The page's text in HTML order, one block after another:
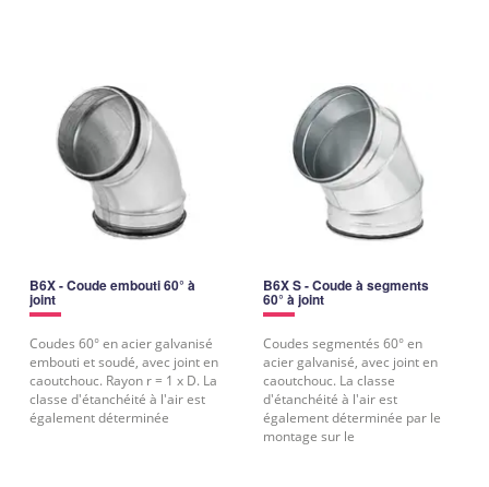
B6X - Coude embouti 60° à
joint
Coudes 60° en acier galvanisé
embouti et soudé, avec joint en
caoutchouc. Rayon r = 1 x D. La
classe d'étanchéité à l'air est
également déterminée
B6X S - Coude à segments
60° à joint
Coudes segmentés 60° en
acier galvanisé, avec joint en
caoutchouc. La classe
d'étanchéité à l'air est
également déterminée par le
montage sur le